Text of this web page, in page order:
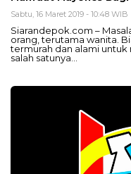
Sabtu, 16 Maret 2019 - 10:48 WIB
Siarandepok.com –
orang, terutama wanita.
termurah dan alami untuk
salah satunya…